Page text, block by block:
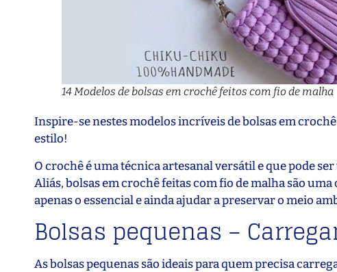
14 Modelos de bolsas em crochê feitos com fio de malha
Inspire-se nestes modelos incríveis de bolsas em
estilo!
O crochê é uma técnica artesanal versátil e que pode
Aliás, bolsas em crochê feitas com fio de malha são
apenas o essencial e ainda ajudar a preservar o meio
Bolsas pequenas –
As bolsas pequenas são ideais para quem precisa